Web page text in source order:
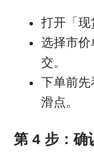
打开「
选择市价
交。
下单前先
滑点。
第 4 步：确